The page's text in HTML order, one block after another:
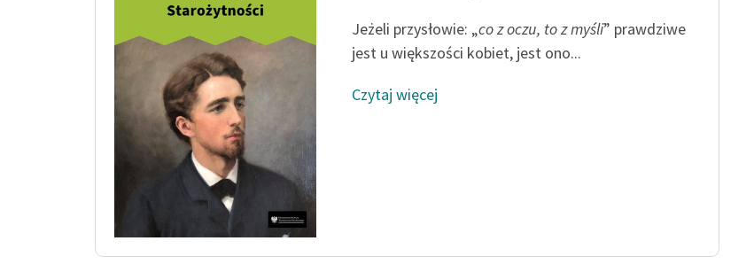
Jeżeli przysłowie: „co z oczu, to z myśli” prawdziwe
jest u większości kobiet, jest ono...
Czytaj więcej